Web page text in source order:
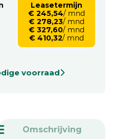
Leasetermijn
€ 245,54/ mnd
€ 278,23/ mnd
€ 327,60/ mnd
€ 410,32/ mnd
voorraad
Omschrijving